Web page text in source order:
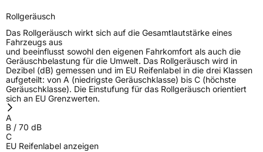
f.vandersteege@kendaeurope.com
Rollgeräusch
Das Rollgeräusch wirkt sich auf die Gesamtlautstärke eines
Fahrzeugs aus
und beeinflusst sowohl den eigenen Fahrkomfort als auch die
Geräuschbelastung für die Umwelt. Das Rollgeräusch wird in
Dezibel (dB) gemessen und im EU Reifenlabel in die drei Klassen
aufgeteilt: von A (niedrigste Geräuschklasse) bis C (höchste
Geräuschklasse). Die Einstufung für das Rollgeräusch orientiert
sich an EU Grenzwerten.
A
B / 70 dB
C
EU Reifenlabel anzeigen